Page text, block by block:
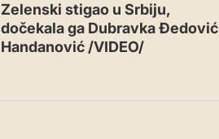
Zelenski stigao u Srbiju,
dočekala ga Dubravka Đedović
Handanović /VIDEO/